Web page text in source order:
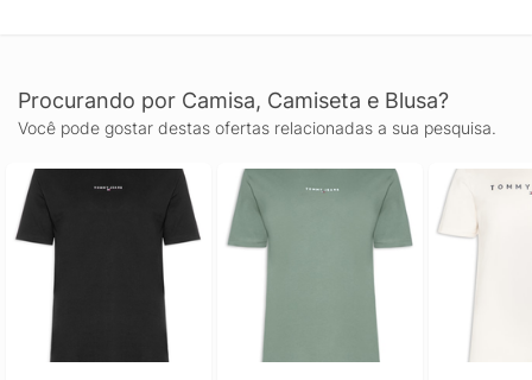
Procurando por Camisa, Camiseta e Blusa?
Você pode gostar destas ofertas relacionadas a sua pesquisa.